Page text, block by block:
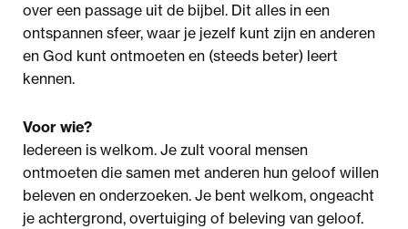
over een passage uit de bijbel. Dit alles in een
ontspannen sfeer, waar je jezelf kunt zijn en anderen
en God kunt ontmoeten en (steeds beter) leert
kennen.
Voor wie?
Iedereen is welkom. Je zult vooral mensen
ontmoeten die samen met anderen hun geloof willen
beleven en onderzoeken. Je bent welkom, ongeacht
je achtergrond, overtuiging of beleving van geloof.